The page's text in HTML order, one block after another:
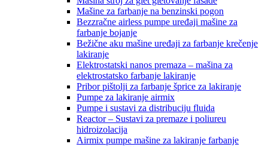
Mašine za farbanje na benzinski pogon
Bezzračne airless pumpe uređaji mašine za
farbanje bojanje
Bežične aku mašine uređaji za farbanje krečenje
lakiranje
Elektrostatski nanos premaza – mašina za
elektrostatsko farbanje lakiranje
Pribor pištolji za farbanje šprice za lakiranje
Pumpe za lakiranje airmix
Pumpe i sustavi za distribuciju fluida
Reactor – Sustavi za premaze i poliureu
hidroizolacija
Airmix pumpe mašine za lakiranje farbanje